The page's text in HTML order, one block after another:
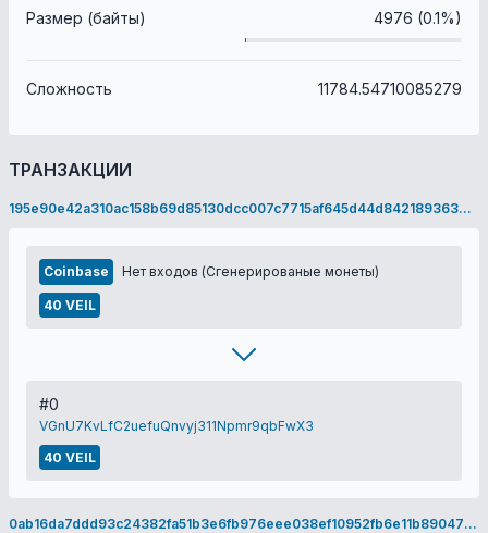
Размер (байты) 4976 (0.1%)
Сложность 11784.54710085279
ТРАНЗАКЦИИ
195e90e42a310ac158b69d85130dcc007c7715af645d44d842189363250d97d7
Coinbase Нет входов (Сгенерированые монеты)
40 VEIL
#0
VGnU7KvLfC2uefuQnvyj311Npmr9qbFwX3
40 VEIL
0ab16da7ddd93c24382fa51b3e6fb976eee038ef10952fb6e11b8904765fa434